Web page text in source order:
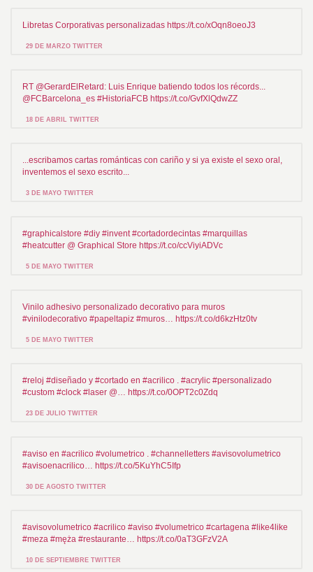
Libretas Corporativas personalizadas https://t.co/xOqn8oeoJ3
29 DE MARZO TWITTER
RT @GerardElRetard: Luis Enrique batiendo todos los récords...
@FCBarcelona_es #HistoriaFCB https://t.co/GvfXlQdwZZ
18 DE ABRIL TWITTER
...escribamos cartas románticas con cariño y si ya existe el sexo oral,
inventemos el sexo escrito...
3 DE MAYO TWITTER
#graphicalstore #diy #invent #cortadordecintas #marquillas
#heatcutter @ Graphical Store https://t.co/ccViyiADVc
5 DE MAYO TWITTER
Vinilo adhesivo personalizado decorativo para muros
#vinilodecorativo #papeltapiz #muros… https://t.co/d6kzHtz0tv
5 DE MAYO TWITTER
#reloj #diseñado y #cortado en #acrilico . #acrylic #personalizado
#custom #clock #laser @… https://t.co/0OPT2c0Zdq
23 DE JULIO TWITTER
#aviso en #acrilico #volumetrico . #channelletters #avisovolumetrico
#avisoenacrilico… https://t.co/5KuYhC5Ifp
30 DE AGOSTO TWITTER
#avisovolumetrico #acrilico #aviso #volumetrico #cartagena #like4like
#meza #męża #restaurante… https://t.co/0aT3GFzV2A
10 DE SEPTIEMBRE TWITTER